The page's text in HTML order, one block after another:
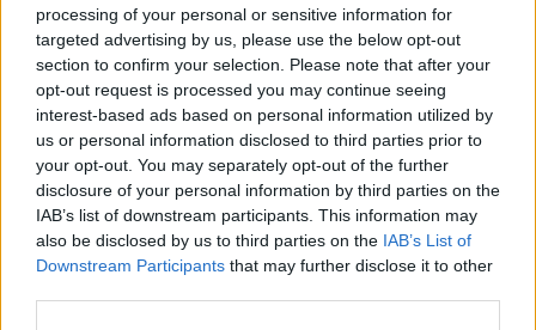
processing of your personal or sensitive information for
targeted advertising by us, please use the below opt-out
section to confirm your selection. Please note that after your
opt-out request is processed you may continue seeing
interest-based ads based on personal information utilized by
us or personal information disclosed to third parties prior to
your opt-out. You may separately opt-out of the further
disclosure of your personal information by third parties on the
IAB’s list of downstream participants. This information may
also be disclosed by us to third parties on the IAB’s List of
Downstream Participants that may further disclose it to other
VAGY
Myrtille